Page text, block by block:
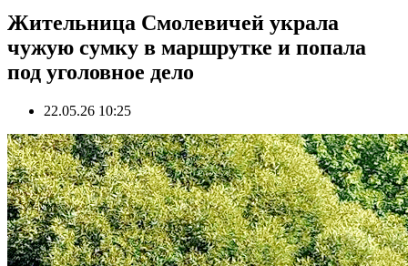
Жительница Смолевичей украла
чужую сумку в маршрутке и попала
под уголовное дело
22.05.26 10:25